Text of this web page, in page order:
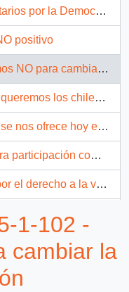
por la Democracia
positivo
cambiar la educación
chilenos de la educación?
hoy en educación?
comienza en el voto
a la vida, la libertad...
1-102 -
cambiar la